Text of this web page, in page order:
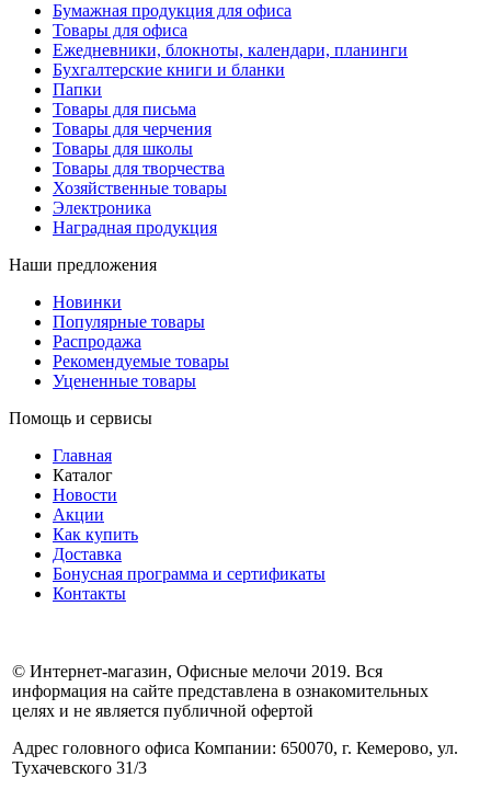
Бумажная продукция для офиса
Товары для офиса
Ежедневники, блокноты, календари, планинги
Бухгалтерские книги и бланки
Папки
Товары для письма
Товары для черчения
Товары для школы
Товары для творчества
Хозяйственные товары
Электроника
Наградная продукция
Наши предложения
Новинки
Популярные товары
Распродажа
Рекомендуемые товары
Уцененные товары
Помощь и сервисы
Главная
Каталог
Новости
Акции
Как купить
Доставка
Бонусная программа и сертификаты
Контакты
© Интернет-магазин, Офисные мелочи 2019. Вся
информация на сайте представлена в ознакомительных
целях и не является публичной офертой
Адрес головного офиса Компании: 650070, г. Кемерово, ул.
Тухачевского 31/3